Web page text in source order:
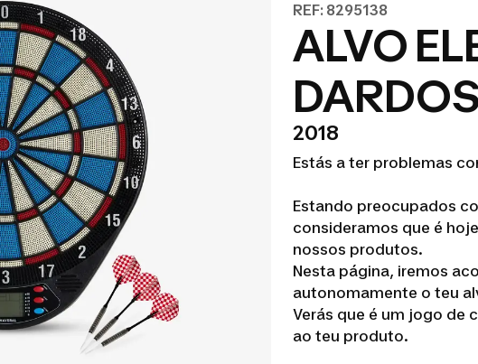
REF: 8295138
ALVO
2018
Estás a ter problemas
Estando preocupados
consideramos que é
nossos produtos.
Nesta página, iremos
autonomamente o teu
Verás que é um jogo de
ao teu produto.